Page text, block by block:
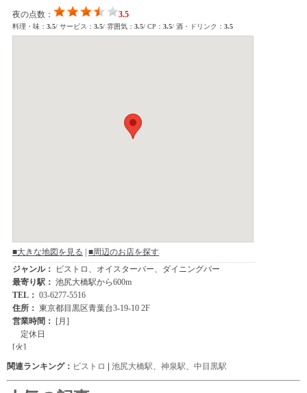
関連ランキング： ビストロ | 池尻大橋駅 神泉駅 中目黒駅